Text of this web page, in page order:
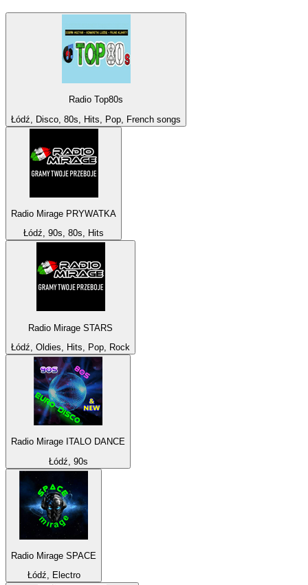
Radio Top80s
Łódź, Disco, 80s, Hits, Pop, French songs
Radio Mirage PRYWATKA
Łódź, 90s, 80s, Hits
Radio Mirage STARS
Łódź, Oldies, Hits, Pop, Rock
Radio Mirage ITALO DANCE
Łódź, 90s
Radio Mirage SPACE
Łódź, Electro